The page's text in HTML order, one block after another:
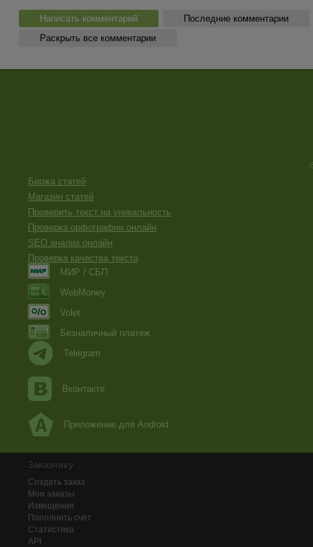
Написать комментарий
Последние комментарии
Раскрыть все комментарии
Биржа статей
Магазин статей
Проверить текст на уникальность
Проверка орфографии онлайн
SEO анализ онлайн
Проверка качества текста
МИР / СБП
WebMoney
Volet
Безналичный платеж
Telegram
Вконтакте
Приложение для Android
Заказчику
Создать заказ
Мои заказы
Извещения
Пополнить счёт
Статистика
API